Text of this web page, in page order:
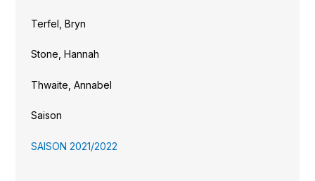
Terfel, Bryn
Stone, Hannah
Thwaite, Annabel
Saison
SAISON 2021/2022